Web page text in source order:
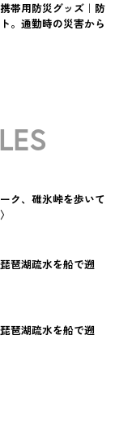
帯用防災グッズ｜防
。通勤時の災害から
ク、碓氷峠を歩いて
琶湖疏水を船で遡
琶湖疏水を船で遡